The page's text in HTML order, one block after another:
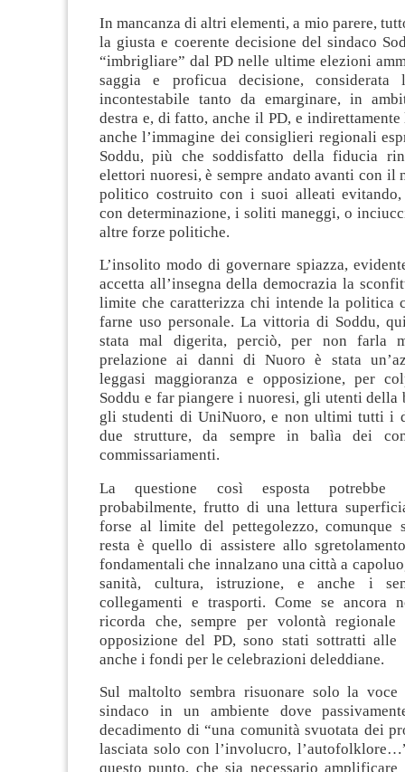
In mancanza di altri elementi, a mio parere,
la giusta e coerente decisione del sindaco
“imbrigliare” dal PD nelle ultime elezioni
saggia e proficua decisione,
incontestabile tanto da emarginare, in
destra e, di fatto, anche il PD, e
anche l’immagine dei consiglieri regionali
Soddu, più che soddisfatto della fiducia
elettori nuoresi, è sempre andato avanti con il
politico costruito con i suoi alleati evitando,
con determinazione, i soliti maneggi, o
altre forze politiche.
L’insolito modo di governare spiazza,
accetta all’insegna della democrazia la
limite che caratterizza chi intende la politica
farne uso personale. La vittoria di Soddu,
stata mal digerita, perciò, per non farla
prelazione ai danni di Nuoro è stata
leggasi maggioranza e opposizione, per
Soddu e far piangere i nuoresi, gli utenti della
gli studenti di UniNuoro, e non ultimi tutti i
due strutture, da sempre in balìa dei
commissariamenti.
La questione così esposta potrebbe
probabilmente, frutto di una lettura
forse al limite del pettegolezzo, comunque
resta è quello di assistere allo
fondamentali che innalzano una città a
sanità, cultura, istruzione, e anche i
collegamenti e trasporti. Come se ancora
ricorda che, sempre per volontà
opposizione del PD, sono stati sottratti alle
anche i fondi per le celebrazioni deleddiane.
Sul maltolto sembra risuonare solo la
sindaco in un ambiente dove
decadimento di “una comunità svuotata dei
lasciata solo con l’involucro,
questo punto, che sia necessario